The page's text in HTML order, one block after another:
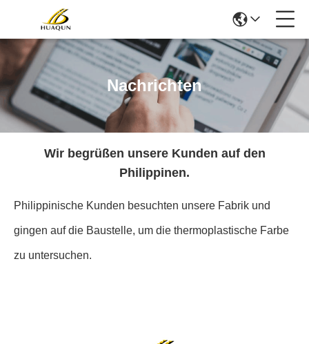
Nachrichten
Wir begrüßen unsere Kunden auf den
Philippinen.
Philippinische Kunden besuchten unsere Fabrik und
gingen auf die Baustelle, um die thermoplastische Farbe
zu untersuchen.